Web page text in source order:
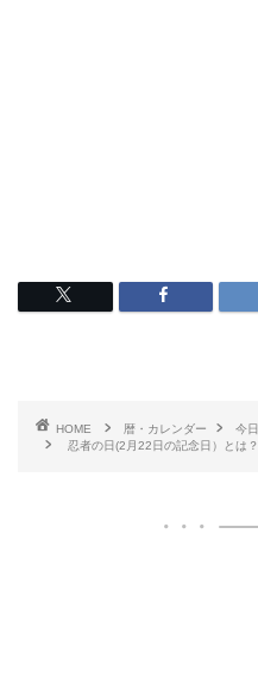
HOME 暦・カレンダー
今
忍者の日(2月22日の記念日）とは